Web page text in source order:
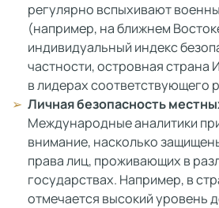
регулярно вспыхивают
(например, на ближнем
индивидуальный индекс
частности, островная страна
в лидерах соответствующего
Личная безопасность
Международные аналитики
внимание, насколько
права лиц, проживающих в
государствах. Например, в
отмечается высокий уровень